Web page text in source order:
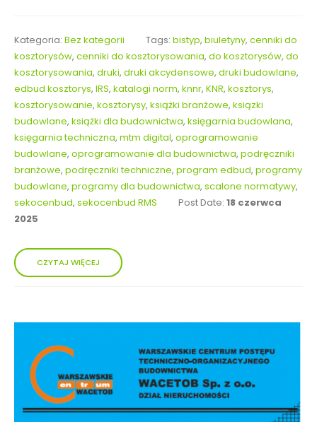
Kategoria: Bez kategorii Tags: bistyp, biuletyny, cenniki do
kosztorysów, cenniki do kosztorysowania, do kosztorysów, do
kosztorysowania, druki, druki akcydensowe, druki budowlane,
edbud kosztorys, IRS, katalogi norm, knnr, KNR, kosztorys,
kosztorysowanie, kosztorysy, książki branżowe, ksiązki
budowlane, książki dla budownictwa, księgarnia budowlana,
księgarnia techniczna, mtm digital, oprogramowanie
budowlane, oprogramowanie dla budownictwa, podręczniki
branżowe, podręczniki techniczne, program edbud, programy
budowlane, programy dla budownictwa, scalone normatywy,
sekocenbud, sekocenbud RMS Post Date: 18 czerwca
2025
CZYTAJ WIĘCEJ